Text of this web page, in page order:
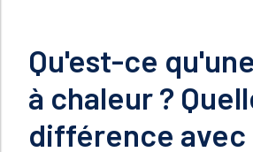
Qu'est-ce
à chaleur ?
différence avec